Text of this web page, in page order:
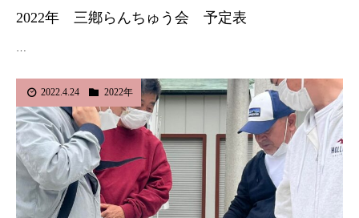
2022年 三鄕らんちゅう会 予定表
2022.4.24 2022年